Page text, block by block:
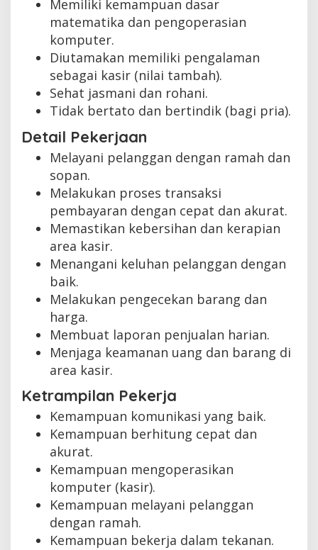
Memiliki kemampuan dasar
matematika dan pengoperasian
komputer.
Diutamakan memiliki pengalaman
sebagai kasir (nilai tambah).
Sehat jasmani dan rohani.
Tidak bertato dan bertindik (bagi pria).
Detail Pekerjaan
Melayani pelanggan dengan ramah dan
sopan.
Melakukan proses transaksi
pembayaran dengan cepat dan akurat.
Memastikan kebersihan dan kerapian
area kasir.
Menangani keluhan pelanggan dengan
baik.
Melakukan pengecekan barang dan
harga.
Membuat laporan penjualan harian.
Menjaga keamanan uang dan barang di
area kasir.
Ketrampilan Pekerja
Kemampuan komunikasi yang baik.
Kemampuan berhitung cepat dan
akurat.
Kemampuan mengoperasikan
komputer (kasir).
Kemampuan melayani pelanggan
dengan ramah.
Kemampuan bekerja dalam tekanan.